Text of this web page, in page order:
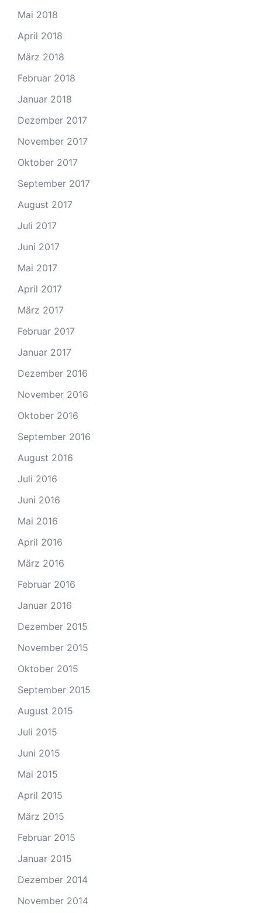
Mai 2018
April 2018
März 2018
Februar 2018
Januar 2018
Dezember 2017
November 2017
Oktober 2017
September 2017
August 2017
Juli 2017
Juni 2017
Mai 2017
April 2017
März 2017
Februar 2017
Januar 2017
Dezember 2016
November 2016
Oktober 2016
September 2016
August 2016
Juli 2016
Juni 2016
Mai 2016
April 2016
März 2016
Februar 2016
Januar 2016
Dezember 2015
November 2015
Oktober 2015
September 2015
August 2015
Juli 2015
Juni 2015
Mai 2015
April 2015
März 2015
Februar 2015
Januar 2015
Dezember 2014
November 2014